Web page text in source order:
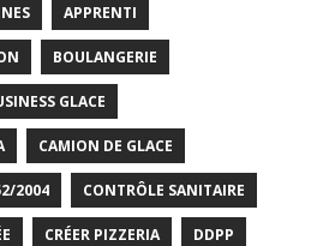
APPRENTI
BOULANGERIE
GLACE
CAMION DE GLACE
2004 CONTRÔLE SANITAIRE
CRÉER PIZZERIA DDPP